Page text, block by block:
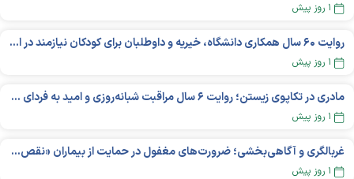
۱ روز پیش
روایت ۶۰ سال همکاری دانشگاه، خیریه و داوطلبان برای کودکان نیازمند در استرالیا
۱ روز پیش
مادری در تکاپوی زیستن؛ روایت ۶ سال مراقبت شبانه‌روزی و امید به فردای «نورا»
۱ روز پیش
غربالگری و آگاهی‌بخشی؛ ضرورت‌های مغفول در حمایت از بیماران «نقص ایمنی اولیه»
۱ روز پیش